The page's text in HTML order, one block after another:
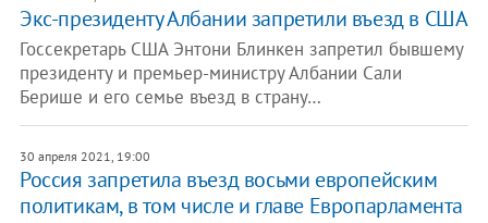
Экс-президенту Албании запретили въезд в США
Госсекретарь США Энтони Блинкен запретил бывшему
президенту и премьер-министру Албании Сали
Берише и его семье въезд в страну…
30 апреля 2021, 19:00
Россия запретила въезд восьми европейским
политикам, в том числе и главе Европарламента